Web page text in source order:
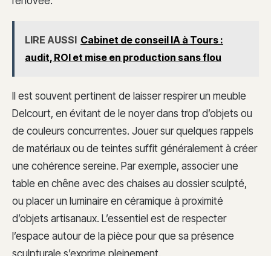
LIRE AUSSI Cabinet de conseil IA à Tours :
audit, ROI et mise en production sans flou
Il est souvent pertinent de laisser respirer un meuble
Delcourt, en évitant de le noyer dans trop d’objets ou
de couleurs concurrentes. Jouer sur quelques rappels
de matériaux ou de teintes suffit généralement à créer
une cohérence sereine. Par exemple, associer une
table en chêne avec des chaises au dossier sculpté,
ou placer un luminaire en céramique à proximité
d’objets artisanaux. L’essentiel est de respecter
l’espace autour de la pièce pour que sa présence